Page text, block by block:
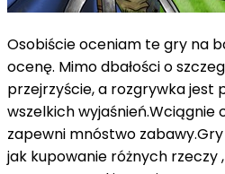
Osobiście oceniam te gry na
ocenę. Mimo dbałości o
przejrzyście, a rozgrywka jest
wszelkich wyjaśnień.Wciągnie
zapewni mnóstwo
jak kupowanie różnych rzeczy